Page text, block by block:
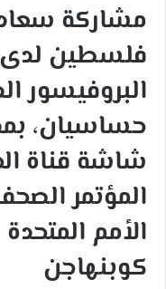
مشاركة
فلسطين لدى
البروفيسور
حساسيان،
شاشة قناة
المؤتمر
الأمم
كوبنهاجن